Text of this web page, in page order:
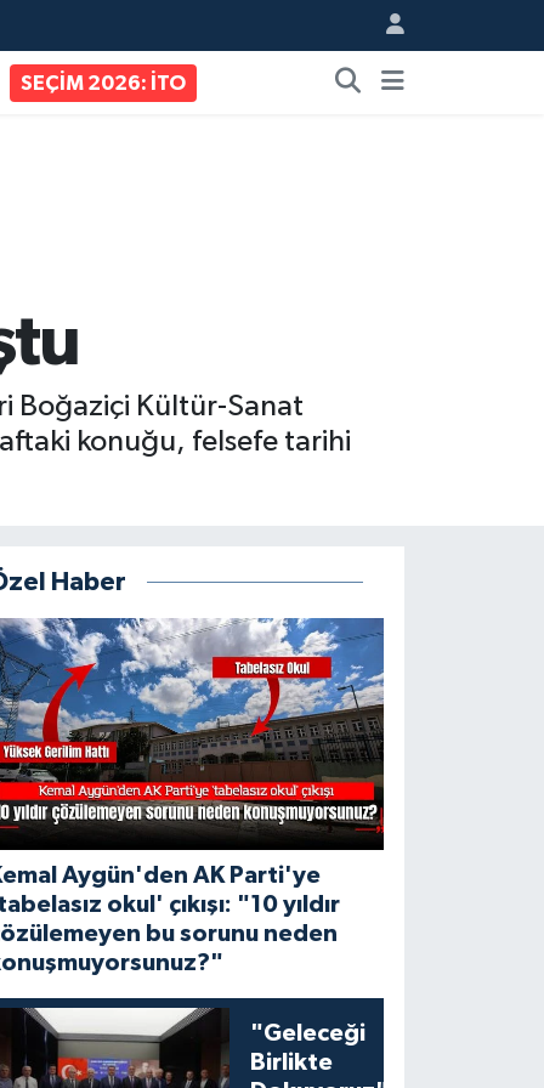
SEÇİM 2026: İTO
Boğaziçi Kültür-Sanat
konuğu, felsefe tarihi
Haber
Aygün'den AK Parti'ye
okul' çıkışı: "10 yıldır
bu sorunu neden
"Geleceği
Birlikte